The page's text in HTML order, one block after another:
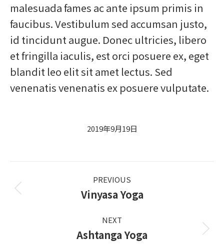
malesuada fames ac ante ipsum primis in
faucibus. Vestibulum sed accumsan justo,
id tincidunt augue. Donec ultricies, libero
et fringilla iaculis, est orci posuere ex, eget
blandit leo elit sit amet lectus. Sed
venenatis venenatis ex posuere vulputate.
2019年9月19日
navigation
PREVIOUS
Previous
Vinyasa Yoga
NEXT
Next
Ashtanga Yoga